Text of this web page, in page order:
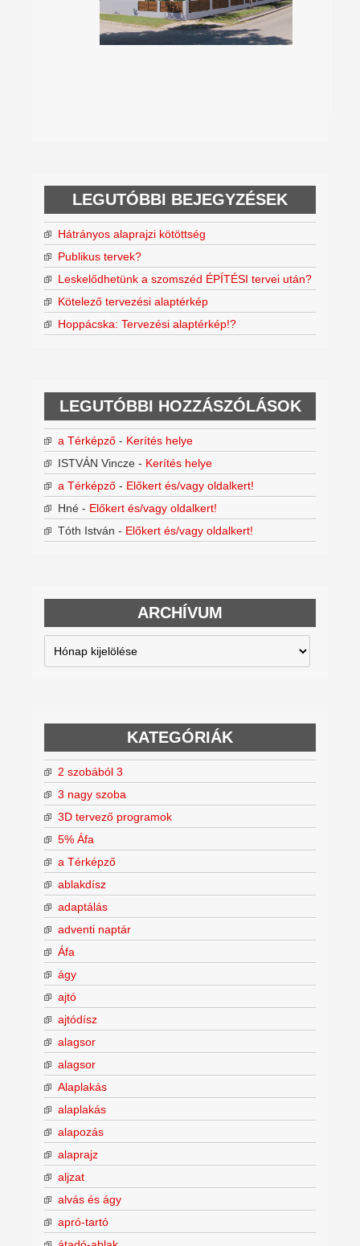
LEGUTÓBBI BEJEGYZÉSEK
Hátrányos alaprajzi kötöttség
Publikus tervek?
Leskelődhetünk a szomszéd ÉPÍTÉSI tervei után?
Kötelező tervezési alaptérkép
Hoppácska: Tervezési alaptérkép!?
LEGUTÓBBI HOZZÁSZÓLÁSOK
a Térképző - Kerítés helye
ISTVÁN Vincze - Kerítés helye
a Térképző - Előkert és/vagy oldalkert!
Hné - Előkert és/vagy oldalkert!
Tóth István - Előkert és/vagy oldalkert!
ARCHÍVUM
Archívum
KATEGÓRIÁK
2 szobából 3
3 nagy szoba
3D tervező programok
5% Áfa
a Térképző
ablakdísz
adaptálás
adventi naptár
Áfa
ágy
ajtó
ajtódísz
alagsor
alagsor
Alaplakás
alaplakás
alapozás
alaprajz
aljzat
alvás és ágy
apró-tartó